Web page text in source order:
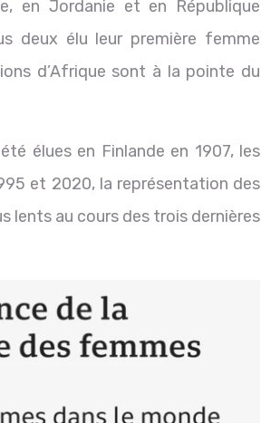
en Jordanie et en République
deux élu leur première femme
d’Afrique sont à la pointe du
élues en Finlande en 1907, les
et 2020, la représentation des
lents au cours des trois dernières